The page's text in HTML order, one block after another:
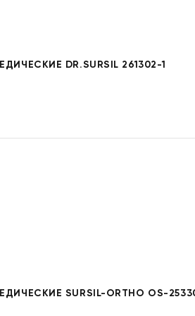
DR.SURSIL 261302-1
SURSIL-ORTHO OS-